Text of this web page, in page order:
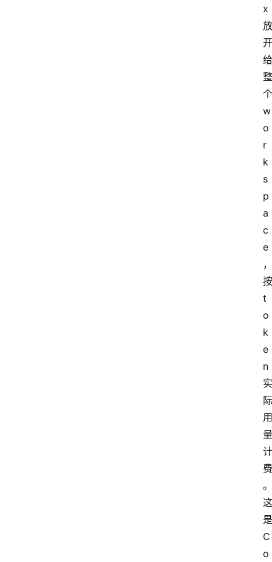
x
放
开
给
整
个
w
o
r
k
s
p
a
c
e
，
按
t
o
k
e
n
实
际
用
量
计
费
。
这
是
C
o